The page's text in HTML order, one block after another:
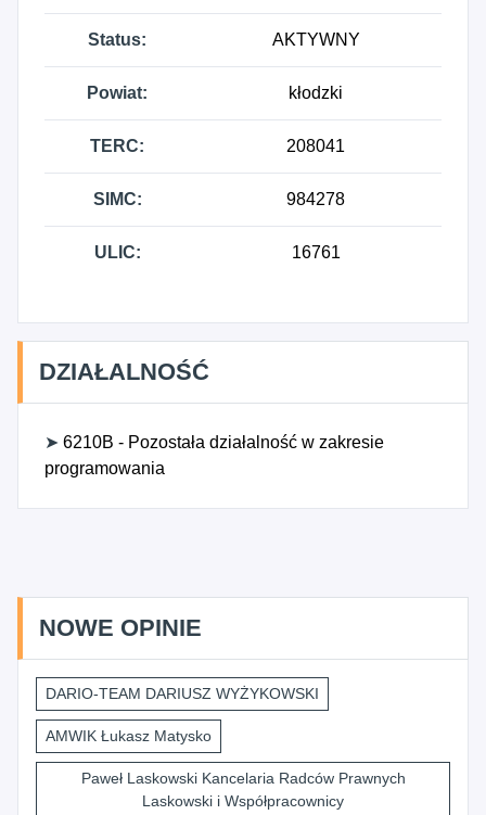
Status: AKTYWNY
Powiat: kłodzki
TERC: 208041
SIMC: 984278
ULIC: 16761
DZIAŁALNOŚĆ
➤ 6210B - Pozostała działalność w zakresie
programowania
NOWE OPINIE
DARIO-TEAM DARIUSZ WYŻYKOWSKI
AMWIK Łukasz Matysko
Paweł Laskowski Kancelaria Radców Prawnych
Laskowski i Współpracownicy